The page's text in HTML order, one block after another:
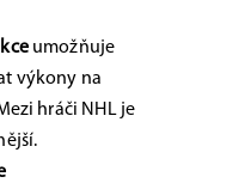
umožňuje
výkony na
hráči NHL je